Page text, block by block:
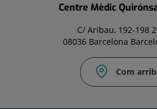
Centre Mèdic
C/ Aribau, 192-198
08036 Barcelona
Com